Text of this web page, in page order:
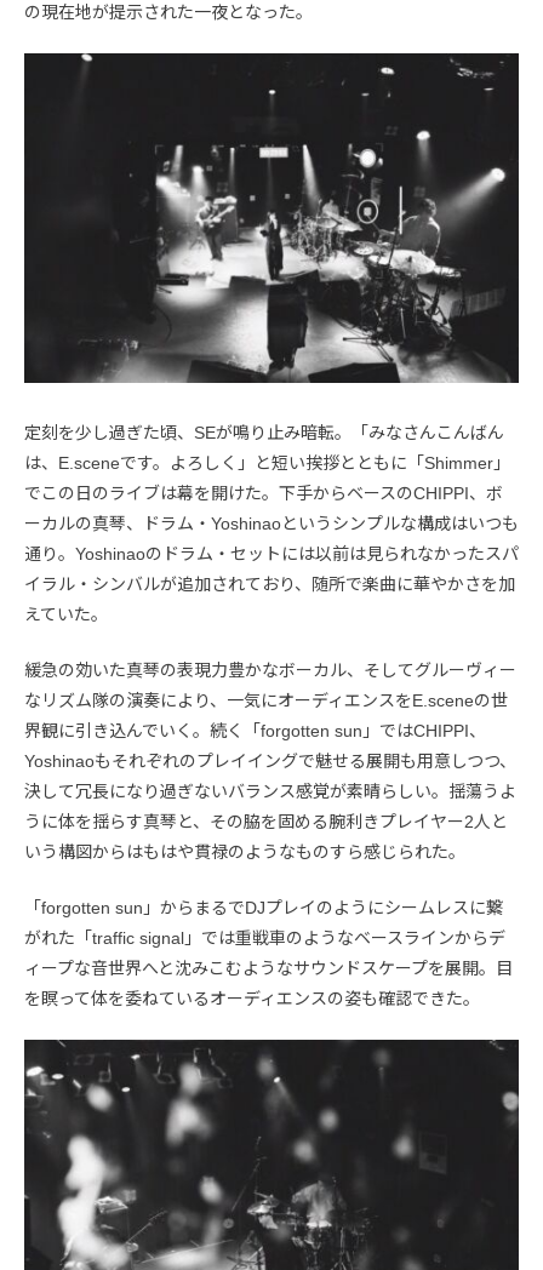
の現在地が提示された一夜となった。
定刻を少し過ぎた頃、SEが鳴り止み暗転。「みなさんこんばん
は、E.sceneです。よろしく」と短い挨拶とともに「Shimmer」
でこの日のライブは幕を開けた。下手からベースのCHIPPI、ボ
ーカルの真琴、ドラム・Yoshinaoというシンプルな構成はいつも
通り。Yoshinaoのドラム・セットには以前は見られなかったスパ
イラル・シンバルが追加されており、随所で楽曲に華やかさを加
えていた。
緩急の効いた真琴の表現力豊かなボーカル、そしてグルーヴィー
なリズム隊の演奏により、一気にオーディエンスをE.sceneの世
界観に引き込んでいく。続く「forgotten sun」ではCHIPPI、
Yoshinaoもそれぞれのプレイイングで魅せる展開も用意しつつ、
決して冗長になり過ぎないバランス感覚が素晴らしい。揺蕩うよ
うに体を揺らす真琴と、その脇を固める腕利きプレイヤー2人と
いう構図からはもはや貫禄のようなものすら感じられた。
「forgotten sun」からまるでDJプレイのようにシームレスに繋
がれた「traffic signal」では重戦車のようなベースラインからデ
ィープな音世界へと沈みこむようなサウンドスケープを展開。目
を瞑って体を委ねているオーディエンスの姿も確認できた。